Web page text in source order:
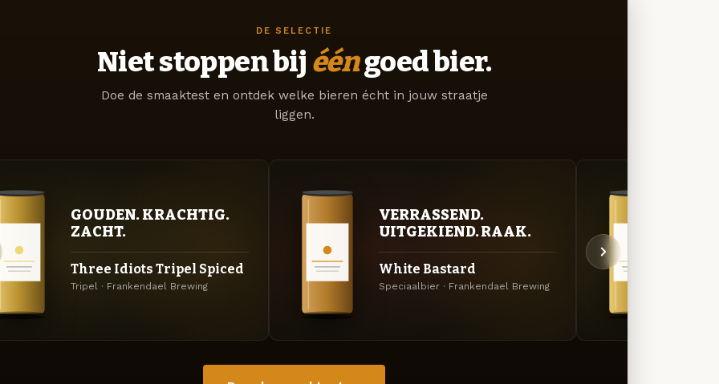
DE SELECTIE
Niet stoppen bij ééngoed bier.
Doe de smaaktest en ontdek welke bieren écht in jouw straatje
liggen.
GOUDEN. KRACHTIG.
ZACHT.
Three Idiots Tripel Spiced
Tripel · Frankendael Brewing
VERRASSEND.
UITGEKIEND. RAAK.
White Bastard
Speciaalbier · Frankendael Brewing